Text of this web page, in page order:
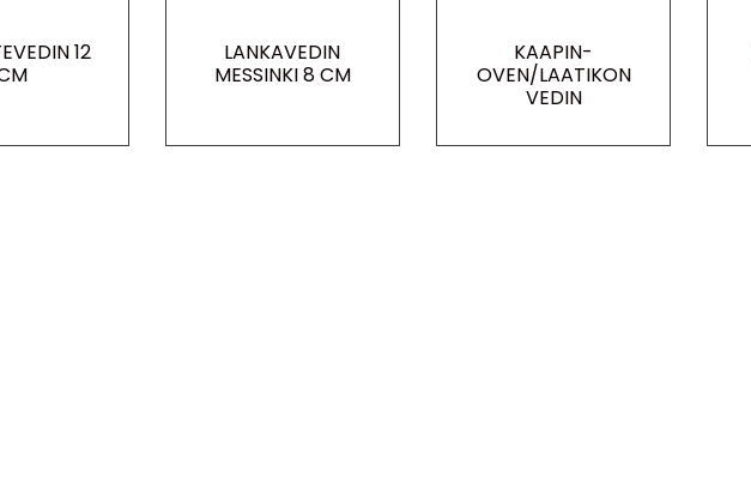
12
LANKAVEDIN
MESSINKI 8 CM
KAAPIN-
OVEN/LAATIKON
VEDIN